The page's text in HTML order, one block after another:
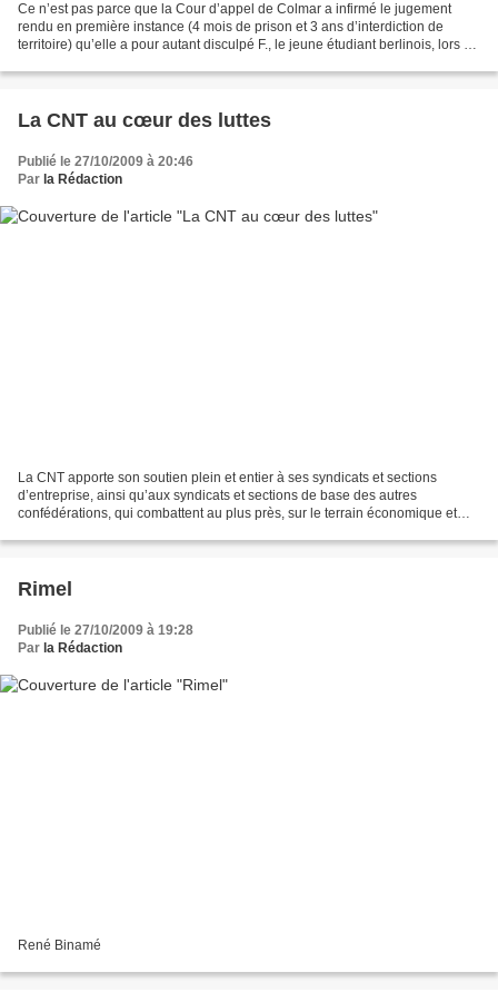
Ce n’est pas parce que la Cour d’appel de Colmar a infirmé le jugement
rendu en première instance (4 mois de prison et 3 ans d’interdiction de
territoire) qu’elle a pour autant disculpé F., le jeune étudiant berlinois, lors de
La CNT au cœur des luttes
Publié le 27/10/2009 à 20:46
Par la Rédaction
La CNT apporte son soutien plein et entier à ses syndicats et sections
d’entreprise, ainsi qu’aux syndicats et sections de base des autres
confédérations, qui combattent au plus près, sur le terrain économique et
Rimel
Publié le 27/10/2009 à 19:28
Par la Rédaction
René Binamé